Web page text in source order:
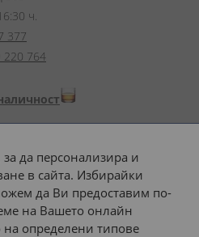
ч.
377
220 764
на плащане:
да персонализира и
в сайта. Избирайки
да Ви предоставим по-
на Вашето онлайн
на определени типове